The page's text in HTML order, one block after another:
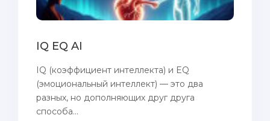
IQ EQ AI
IQ (коэффициент интеллекта) и EQ
(эмоциональный интеллект) — это два
разных, но дополняющих друг друга
способа...